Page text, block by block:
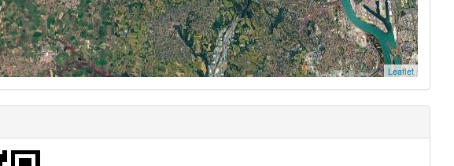
Leaflet